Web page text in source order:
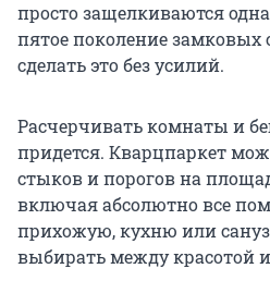
просто защелкиваются
пятое поколение замковых
сделать это без усилий.
Расчерчивать комнаты и
придется. Кварцпаркет
стыков и порогов на
включая абсолютно все
прихожую, кухню или
выбирать между красотой